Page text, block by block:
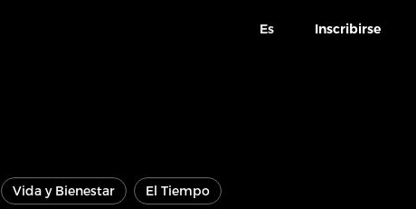
Es Inscribirse
Vida y Bienestar El Tiempo